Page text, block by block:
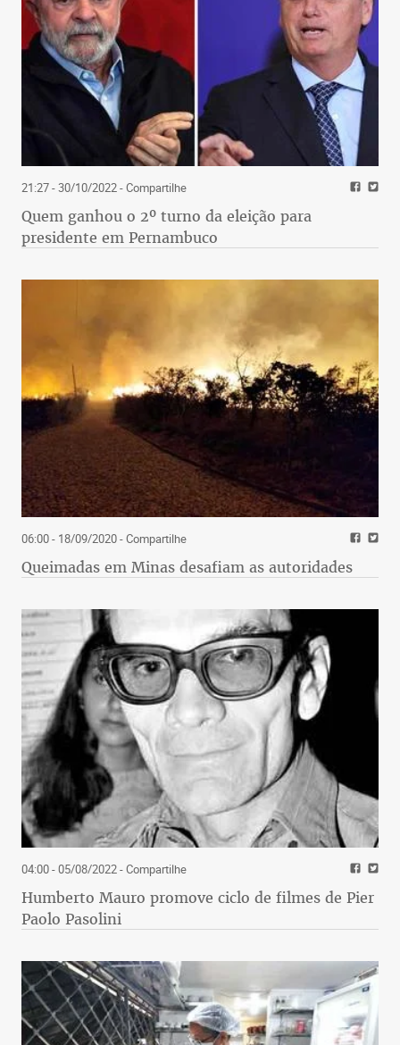
21:27 - 30/10/2022- Compartilhe
Quem ganhou o 2º turno da eleição para
presidente em Pernambuco
06:00 - 18/09/2020- Compartilhe
Queimadas em Minas desafiam as autoridades
04:00 - 05/08/2022- Compartilhe
Humberto Mauro promove ciclo de filmes de Pier
Paolo Pasolini